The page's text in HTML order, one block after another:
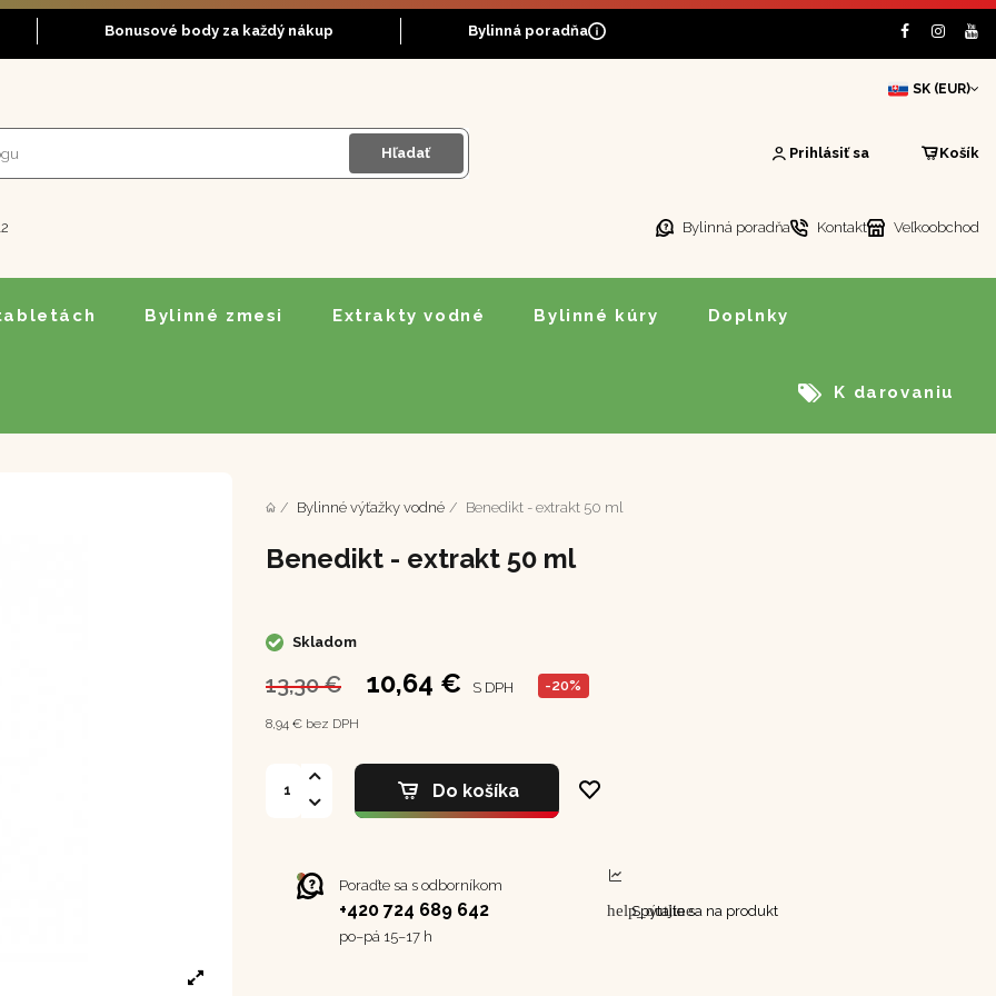
Bonusové body za každý nákup Bylinná poradňa
SK (EUR)
Hľadať Prihlásiť sa Košík
Bylinná poradňa Kontakt Veľkoobchod
Bylinné zmesi Extrakty vodné Bylinné kúry Doplnky
K darovaniu
Bylinné výťažky vodné Benedikt - extrakt 50 ml
Benedikt - extrakt 50 ml
Skladom
13,30 € 10,64 € S DPH -20%
8,94 € bez DPH
Do košíka
Poraďte sa s odborníkom
+420 724 689 642
po–⁠⁠⁠⁠⁠⁠pá 15–17 h
help_outline
Spýtajte sa na produkt